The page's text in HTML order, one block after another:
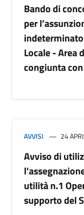
Bando di
per
Locale -
congiunta
AVVISI 24
Avviso di
utilità n.1
supporto del